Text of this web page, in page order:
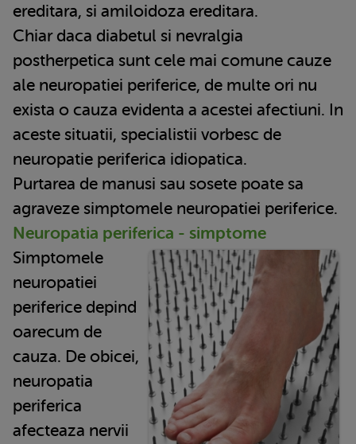
ereditara, si amiloidoza ereditara.
Chiar daca diabetul si nevralgia
postherpetica sunt cele mai comune cauze
ale neuropatiei periferice, de multe ori nu
exista o cauza evidenta a acestei afectiuni. In
aceste situatii, specialistii vorbesc de
neuropatie periferica idiopatica.
Purtarea de manusi sau sosete poate sa
agraveze simptomele neuropatiei periferice.
Neuropatia periferica - simptome
Simptomele
neuropatiei
periferice depind
oarecum de
cauza. De obicei,
neuropatia
periferica
afecteaza nervii